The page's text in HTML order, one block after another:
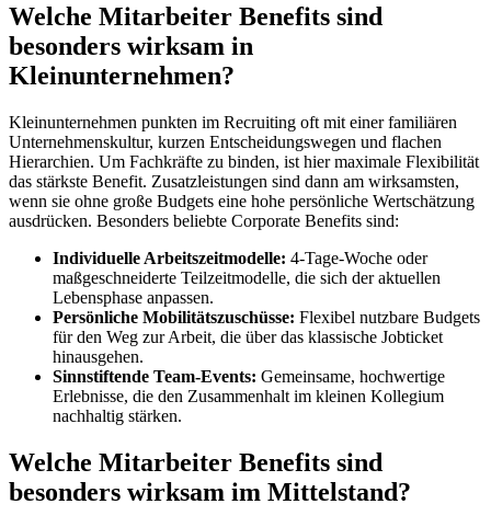
Welche Mitarbeiter Benefits sind
besonders wirksam in
Kleinunternehmen?
Kleinunternehmen punkten im Recruiting oft mit einer familiären
Unternehmenskultur, kurzen Entscheidungswegen und flachen
Hierarchien. Um Fachkräfte zu binden, ist hier maximale Flexibilität
das stärkste Benefit. Zusatzleistungen sind dann am wirksamsten,
wenn sie ohne große Budgets eine hohe persönliche Wertschätzung
ausdrücken. Besonders beliebte Corporate Benefits sind:
Individuelle Arbeitszeitmodelle: 4-Tage-Woche oder
maßgeschneiderte Teilzeitmodelle, die sich der aktuellen
Lebensphase anpassen.
Persönliche Mobilitätszuschüsse: Flexibel nutzbare Budgets
für den Weg zur Arbeit, die über das klassische Jobticket
hinausgehen.
Sinnstiftende Team-Events: Gemeinsame, hochwertige
Erlebnisse, die den Zusammenhalt im kleinen Kollegium
nachhaltig stärken.
Welche Mitarbeiter Benefits sind
besonders wirksam im Mittelstand?